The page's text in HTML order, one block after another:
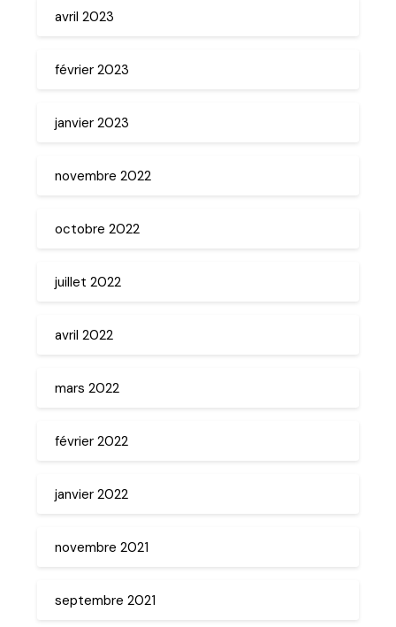
avril 2023
février 2023
janvier 2023
novembre 2022
octobre 2022
juillet 2022
avril 2022
mars 2022
février 2022
janvier 2022
novembre 2021
septembre 2021